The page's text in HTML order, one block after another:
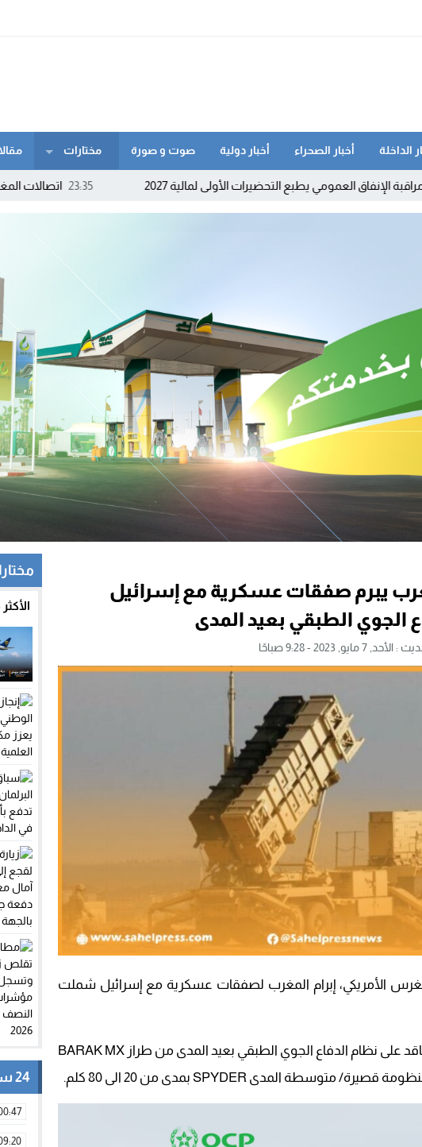
الداخلة أخبار الصحراء أخبار دولية صوت و صورة مختارات
23:35 اتصالات المغرب تنزل إلى يطبع التحضيرات الأولى لمالية 2027
يبرم صفقات عسكرية مع إسرائيل
الجوي الطبقي بعيد المدى
: الأحد, 7 مايو, 2023 - 9:28 صباحًا
الأمريكي، إبرام المغرب لصفقات عسكرية مع إسرائيل شملت
وأعلن التقرير ، أن المغرب تعاقد على نظام الدفاع الجوي الطبقي بعيد المدى من طراز BARAK MX
24 ساعة